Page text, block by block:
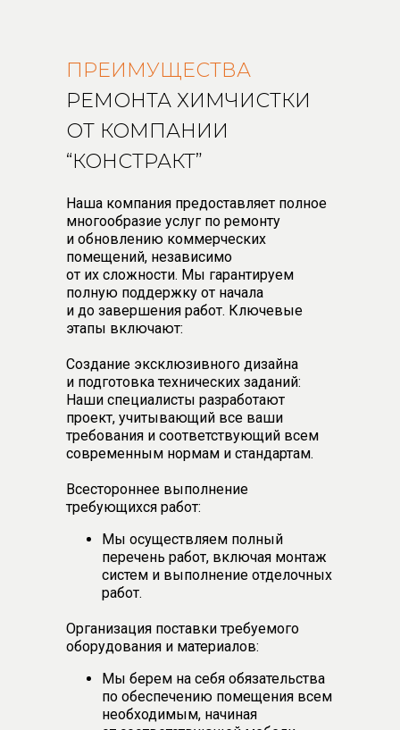
ПРЕИМУЩЕСТВА
РЕМОНТА ХИМЧИСТКИ
ОТ КОМПАНИИ
“КОНСТРАКТ”
Наша компания предоставляет полное
многообразие услуг по ремонту
и обновлению коммерческих
помещений, независимо
от их сложности. Мы гарантируем
полную поддержку от начала
и до завершения работ. Ключевые
этапы включают:
Создание эксклюзивного дизайна
и подготовка технических заданий:
Наши специалисты разработают
проект, учитывающий все ваши
требования и соответствующий всем
современным нормам и стандартам.
Всестороннее выполнение
требующихся работ:
Мы осуществляем полный
перечень работ, включая монтаж
систем и выполнение отделочных
работ.
Организация поставки требуемого
оборудования и материалов:
Мы берем на себя обязательства
по обеспечению помещения всем
необходимым, начиная